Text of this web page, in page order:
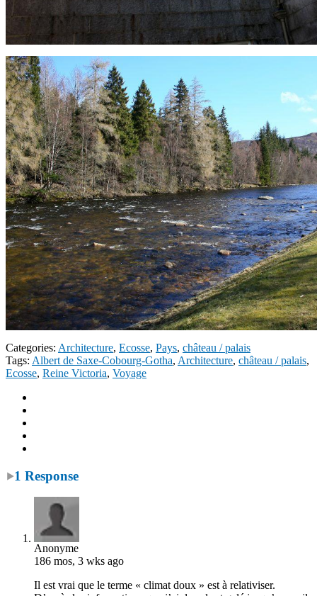
Categories: Architecture, Ecosse, Pays, château / palais
Tags: Albert de Saxe-Cobourg-Gotha, Architecture, château / palais,
Ecosse, Reine Victoria, Voyage
1 Response
Anonyme
186 mos, 3 wks ago
Il est vrai que le terme « climat doux » est à relativiser.